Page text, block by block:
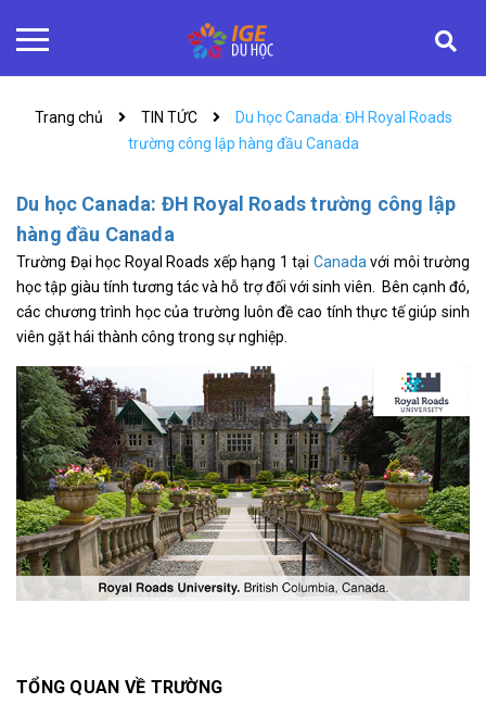
Trang chủ TIN TỨC
Du học Canada: ĐH Royal Roads
trường công lập hàng đầu Canada
Du học Canada: ĐH Royal Roads trường công lập
hàng đầu Canada
Trường Đại học Royal Roads xếp hạng 1 tại Canada với môi trường
học tập giàu tính tương tác và hỗ trợ đối với sinh viên. Bên cạnh đó,
các chương trình học của trường luôn đề cao tính thực tế giúp sinh
viên gặt hái thành công trong sự nghiệp.
TỔNG QUAN VỀ TRƯỜNG